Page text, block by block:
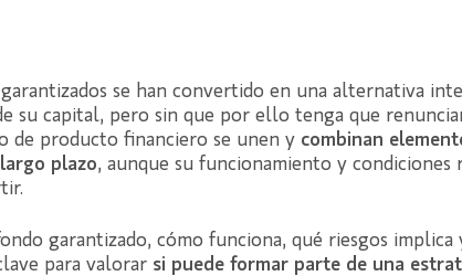
se han convertido en una alternativa
su capital, pero sin que por ello tenga que
de producto financiero se unen y combinan
plazo, aunque su funcionamiento y condiciones
garantizado, cómo funciona, qué riesgos
para valorar si puede formar parte de una